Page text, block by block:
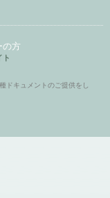
の方
ト
ドキュメントのご提供をし